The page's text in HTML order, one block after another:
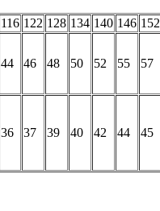
116 122 128 134 140 146 152
44 46 48 50 52 55 57
36 37 39 40 42 44 45